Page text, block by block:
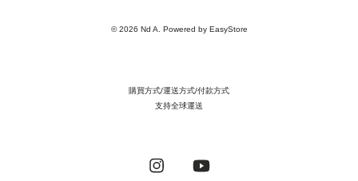
© 2026 Nd A. Powered by EasyStore
購買方式/運送方式/付款方式
支持全球運送
Instagram